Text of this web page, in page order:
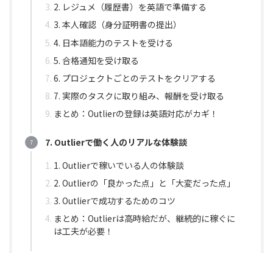
2. レジュメ（履歴書）を英語で準備する
3. 本人確認（身分証明書の提出）
4. 日本語能力のテストを受ける
5. 合格通知を受け取る
6. プロジェクトごとのテストをクリアする
7. 実際のタスクに取り組み、報酬を受け取る
まとめ：Outlierの登録は英語対応がカギ！
7. Outlierで働く人のリアルな体験談
1. Outlierで稼いでいる人の体験談
2. Outlierの「良かった点」と「大変だった点」
3. Outlierで成功するためのコツ
まとめ：Outlierは高時給だが、継続的に稼ぐに
は工夫が必要！